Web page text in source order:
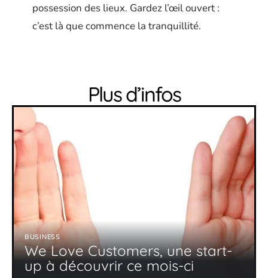
possession des lieux. Gardez l’œil ouvert :
c’est là que commence la tranquillité.
Plus d’infos
BUSINESS
We Love Customers, une start-
up à découvrir ce mois-ci